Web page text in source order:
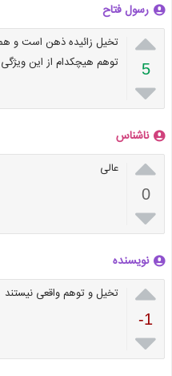
رسول فتاح

5

تخیل زائیده ذهن است و
توهم هیچکدام از این ویژگی
ناشناس

0

عالی
نویسنده

-1

تخیل و توهم واقعی نیستند